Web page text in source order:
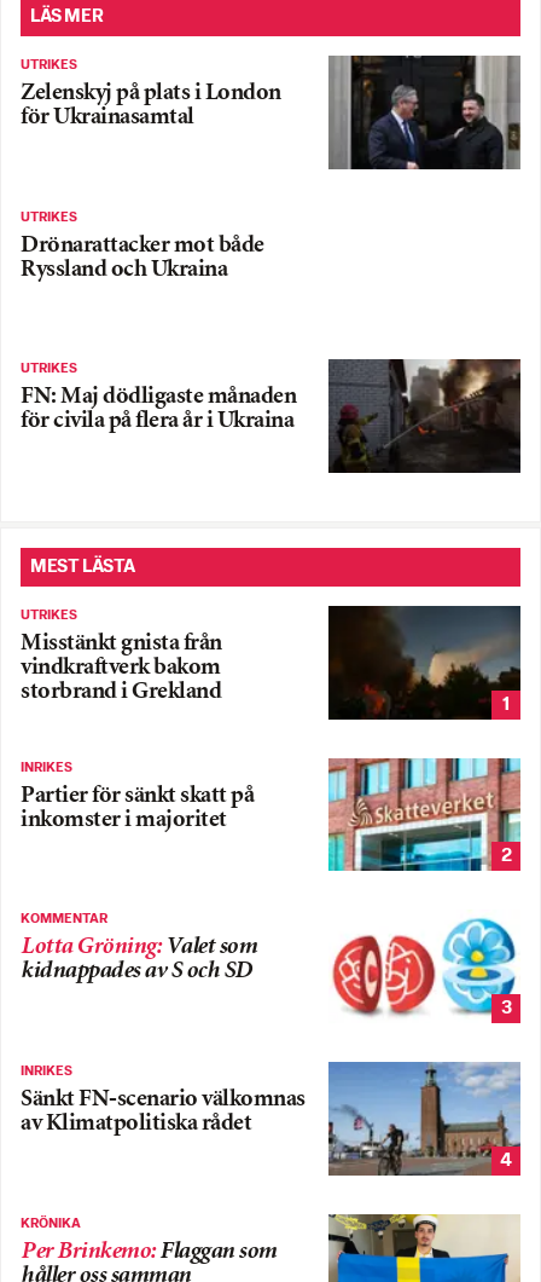
LÄS MER
UTRIKES
Zelenskyj på plats i London
för Ukrainasamtal
UTRIKES
Drönarattacker mot både
Ryssland och Ukraina
UTRIKES
FN: Maj dödligaste månaden
för civila på flera år i Ukraina
MEST LÄSTA
UTRIKES
Misstänkt gnista från
vindkraftverk bakom
storbrand i Grekland
1
INRIKES
Partier för sänkt skatt på
inkomster i majoritet
2
KOMMENTAR
Lotta Gröning: Valet som
kidnappades av S och SD
3
INRIKES
Sänkt FN-scenario välkomnas
av Klimatpolitiska rådet
4
KRÖNIKA
Per Brinkemo:Flaggan som
håller oss samman